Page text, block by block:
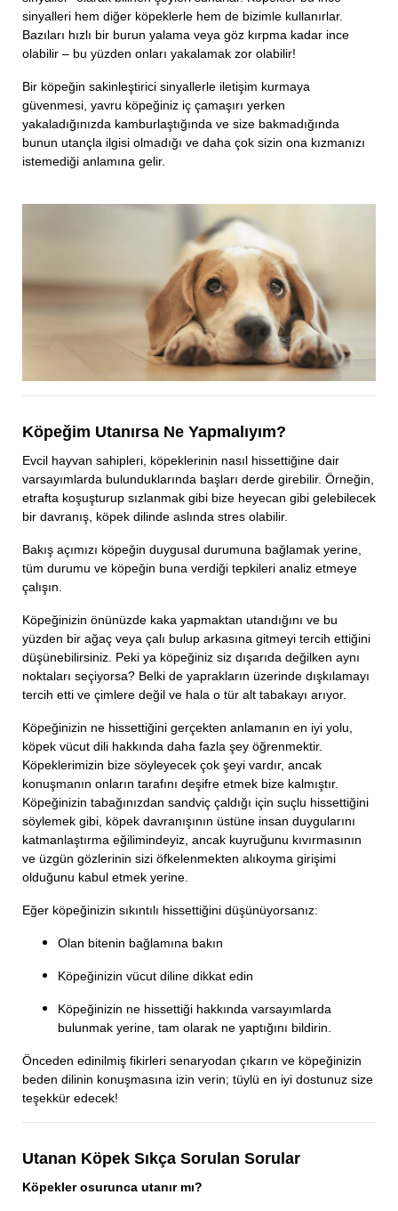
sinyalleri hem diğer köpeklerle hem de bizimle kullanırlar.
Bazıları hızlı bir burun yalama veya göz kırpma kadar ince
olabilir – bu yüzden onları yakalamak zor olabilir!
Bir köpeğin sakinleştirici sinyallerle iletişim kurmaya
güvenmesi, yavru köpeğiniz iç çamaşırı yerken
yakaladığınızda kamburlaştığında ve size bakmadığında
bunun utançla ilgisi olmadığı ve daha çok sizin ona kızmanızı
istemediği anlamına gelir.
Köpeğim Utanırsa Ne Yapmalıyım?
Evcil hayvan sahipleri, köpeklerinin nasıl hissettiğine dair
varsayımlarda bulunduklarında başları derde girebilir. Örneğin,
etrafta koşuşturup sızlanmak gibi bize heyecan gibi gelebilecek
bir davranış, köpek dilinde aslında stres olabilir.
Bakış açımızı köpeğin duygusal durumuna bağlamak yerine,
tüm durumu ve köpeğin buna verdiği tepkileri analiz etmeye
çalışın.
Köpeğinizin önünüzde kaka yapmaktan utandığını ve bu
yüzden bir ağaç veya çalı bulup arkasına gitmeyi tercih ettiğini
düşünebilirsiniz. Peki ya köpeğiniz siz dışarıda değilken aynı
noktaları seçiyorsa? Belki de yaprakların üzerinde dışkılamayı
tercih etti ve çimlere değil ve hala o tür alt tabakayı arıyor.
Köpeğinizin ne hissettiğini gerçekten anlamanın en iyi yolu,
köpek vücut dili hakkında daha fazla şey öğrenmektir.
Köpeklerimizin bize söyleyecek çok şeyi vardır, ancak
konuşmanın onların tarafını deşifre etmek bize kalmıştır.
Köpeğinizin tabağınızdan sandviç çaldığı için suçlu hissettiğini
söylemek gibi, köpek davranışının üstüne insan duygularını
katmanlaştırma eğilimindeyiz, ancak kuyruğunu kıvırmasının
ve üzgün gözlerinin sizi öfkelenmekten alıkoyma girişimi
olduğunu kabul etmek yerine.
Eğer köpeğinizin sıkıntılı hissettiğini düşünüyorsanız:
Olan bitenin bağlamına bakın
Köpeğinizin vücut diline dikkat edin
Köpeğinizin ne hissettiği hakkında varsayımlarda
bulunmak yerine, tam olarak ne yaptığını bildirin.
Önceden edinilmiş fikirleri senaryodan çıkarın ve köpeğinizin
beden dilinin konuşmasına izin verin; tüylü en iyi dostunuz size
teşekkür edecek!
Utanan Köpek Sıkça Sorulan Sorular
Köpekler osurunca utanır mı?